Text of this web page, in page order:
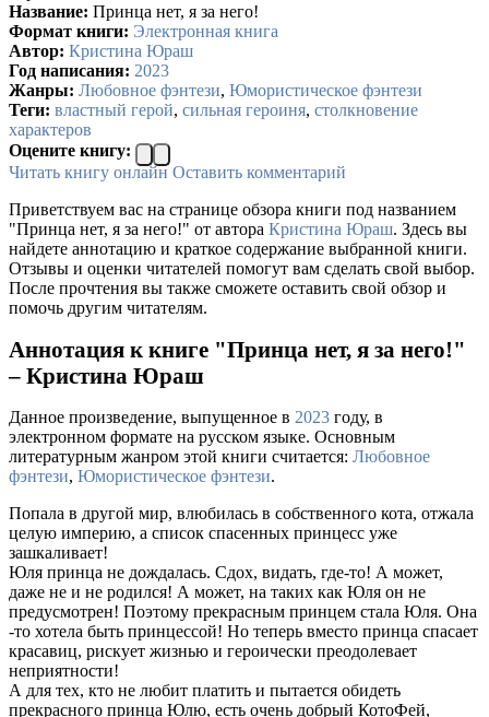
Название: Принца нет, я за него!
Формат книги: Электронная книга
Автор: Кристина Юраш
Год написания: 2023
Жанры: Любовное фэнтези, Юмористическое фэнтези
Теги: властный герой, сильная героиня, столкновение
характеров
Оцените книгу:
Читать книгу онлайн Оставить комментарий
Приветствуем вас на странице обзора книги под названием
"Принца нет, я за него!" от автора Кристина Юраш. Здесь вы
найдете аннотацию и краткое содержание выбранной книги.
Отзывы и оценки читателей помогут вам сделать свой выбор.
После прочтения вы также сможете оставить свой обзор и
помочь другим читателям.
Аннотация к книге "Принца нет, я за него!"
– Кристина Юраш
Данное произведение, выпущенное в 2023 году, в
электронном формате на русском языке. Основным
литературным жанром этой книги считается: Любовное
фэнтези, Юмористическое фэнтези.
Попала в другой мир, влюбилась в собственного кота, отжала
целую империю, а список спасенных принцесс уже
зашкаливает!
Юля принца не дождалась. Сдох, видать, где-то! А может,
даже не и не родился! А может, на таких как Юля он не
предусмотрен! Поэтому прекрасным принцем стала Юля. Она
-то хотела быть принцессой! Но теперь вместо принца спасает
красавиц, рискует жизнью и героически преодолевает
неприятности!
А для тех, кто не любит платить и пытается обидеть
прекрасного принца Юлю, есть очень добрый КотоФей,